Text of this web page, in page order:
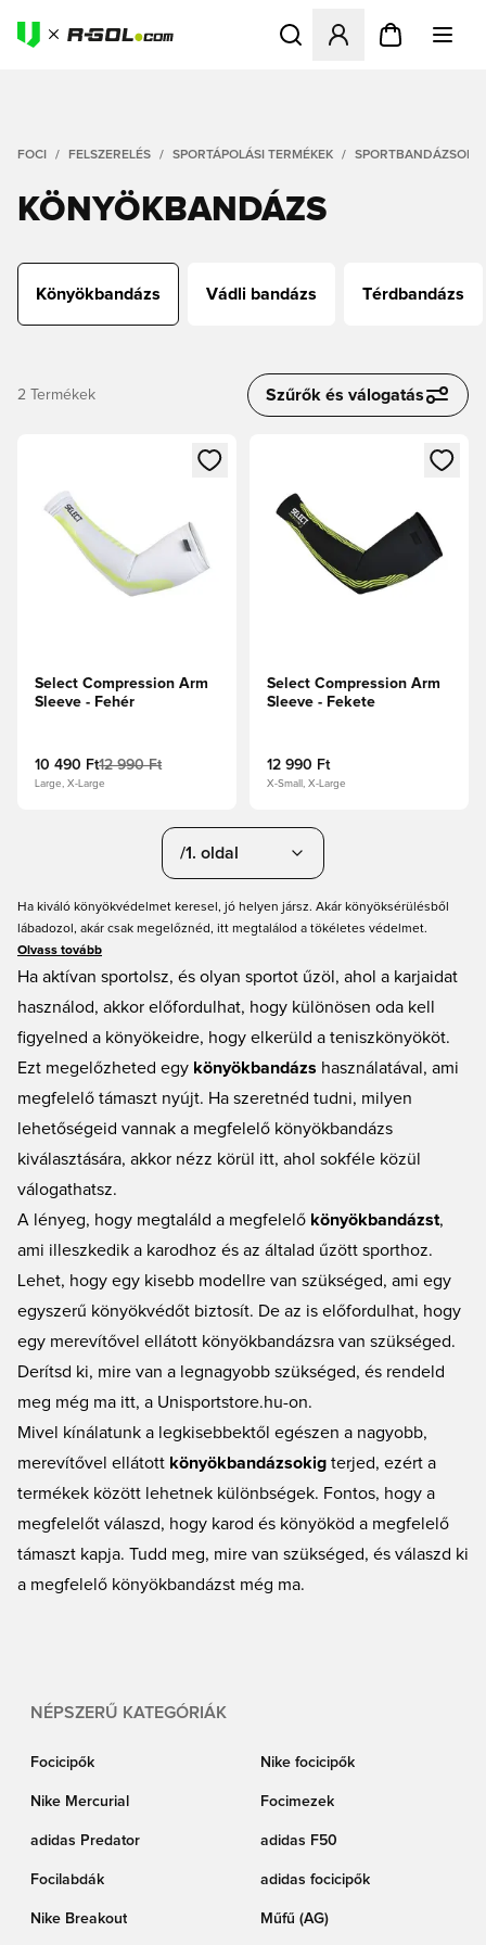
Megnyit egy modált a
FOCI FELSZERELÉS SPORTÁPOLÁSI TERMÉKEK SPORTBANDÁZSOK
KÖNYÖKBANDÁZS
Könyökbandázs Vádli bandázs Térdbandázs
2 Termékek Szűrők és válogatás
Megnyit egy modált a bejelentkezéshez vagy a tagként
Select Compression Arm
Sleeve - Fehér
10 490 Ft12 990 Ft
Large, X-Large
Megnyit egy modált a
Select Compression Arm
Sleeve - Fekete
12 990 Ft
X-Small, X-Large
/1. oldal
Ha kiváló könyökvédelmet keresel, jó helyen jársz. Akár könyöksérülésből
lábadozol, akár csak megelőznéd, itt megtalálod a tökéletes védelmet.
Olvass tovább
Ha aktívan sportolsz, és olyan sportot űzöl, ahol a karjaidat
használod, akkor előfordulhat, hogy különösen oda kell
figyelned a könyökeidre, hogy elkerüld a teniszkönyököt.
Ezt megelőzheted egy könyökbandázs használatával, ami
megfelelő támaszt nyújt. Ha szeretnéd tudni, milyen
lehetőségeid vannak a megfelelő könyökbandázs
kiválasztására, akkor nézz körül itt, ahol sokféle közül
válogathatsz.
A lényeg, hogy megtaláld a megfelelő könyökbandázst,
ami illeszkedik a karodhoz és az általad űzött sporthoz.
Lehet, hogy egy kisebb modellre van szükséged, ami egy
egyszerű könyökvédőt biztosít. De az is előfordulhat, hogy
egy merevítővel ellátott könyökbandázsra van szükséged.
Derítsd ki, mire van a legnagyobb szükséged, és rendeld
meg még ma itt, a Unisportstore.hu-on.
Mivel kínálatunk a legkisebbektől egészen a nagyobb,
merevítővel ellátott könyökbandázsokig terjed, ezért a
termékek között lehetnek különbségek. Fontos, hogy a
megfelelőt válaszd, hogy karod és könyököd a megfelelő
támaszt kapja. Tudd meg, mire van szükséged, és válaszd ki
a megfelelő könyökbandázst még ma.
NÉPSZERŰ KATEGÓRIÁK
Focicipők Nike focicipők
Nike Mercurial Focimezek
adidas Predator adidas F50
Focilabdák adidas focicipők
Nike Breakout Műfű (AG)